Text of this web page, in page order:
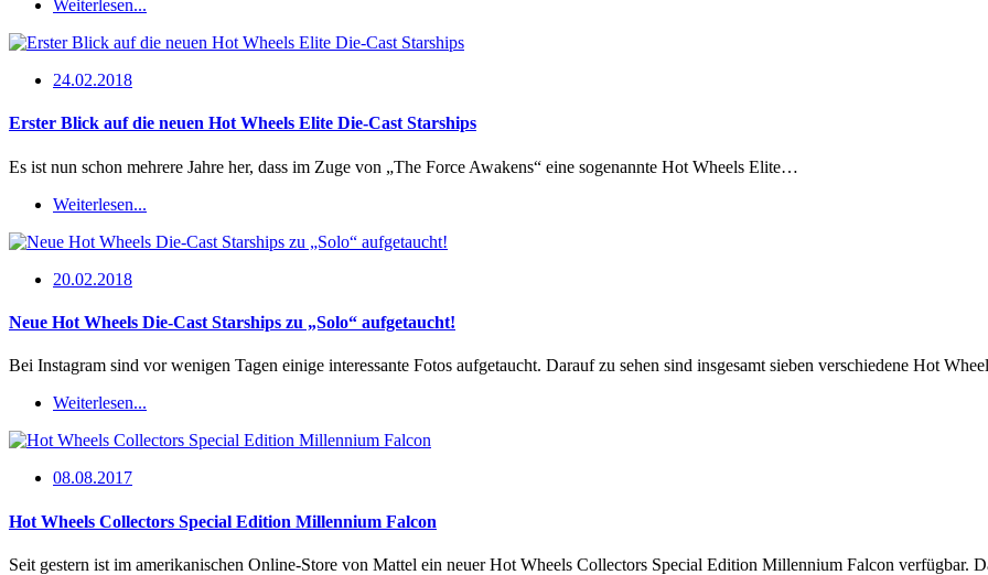
Weiterlesen...
24.02.2018
Erster Blick auf die neuen Hot Wheels Elite Die-Cast Starships
Es ist nun schon mehrere Jahre her, dass im Zuge von „The Force Awakens“ eine sogenannte Hot Wheels Elite…
Weiterlesen...
20.02.2018
Neue Hot Wheels Die-Cast Starships zu „Solo“ aufgetaucht!
Bei Instagram sind vor wenigen Tagen einige interessante Fotos aufgetaucht. Darauf zu sehen sind insgesamt sieben verschiedene Hot
Weiterlesen...
08.08.2017
Hot Wheels Collectors Special Edition Millennium Falcon
Seit gestern ist im amerikanischen Online-Store von Mattel ein neuer Hot Wheels Collectors Special Edition Millennium Falcon verfügbar.